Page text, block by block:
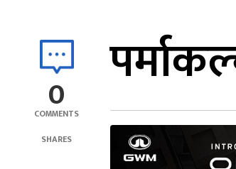
0
COMMENTS
SHARES